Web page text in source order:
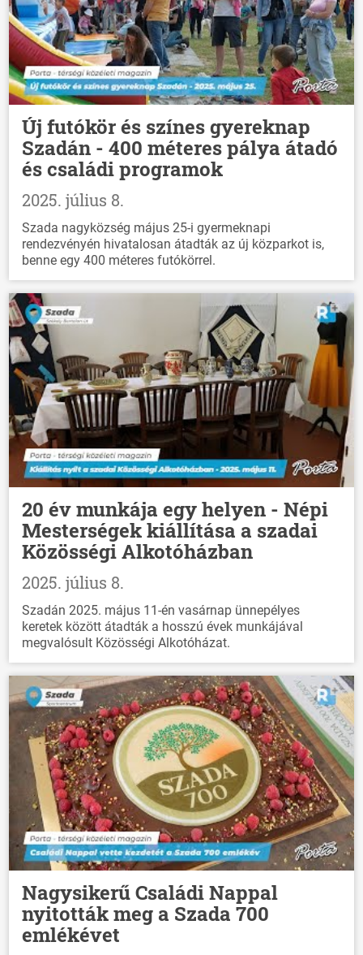
Új futókör és színes gyereknap
Szadán - 400 méteres pálya átadó
és családi programok
2025. július 8.
Szada nagyközség május 25-i gyermeknapi
rendezvényén hivatalosan átadták az új közparkot is,
benne egy 400 méteres futókörrel.
20 év munkája egy helyen - Népi
Mesterségek kiállítása a szadai
Közösségi Alkotóházban
2025. július 8.
Szadán 2025. május 11-én vasárnap ünnepélyes
keretek között átadták a hosszú évek munkájával
megvalósult Közösségi Alkotóházat.
Nagysikerű Családi Nappal
nyitották meg a Szada 700
emlékévet